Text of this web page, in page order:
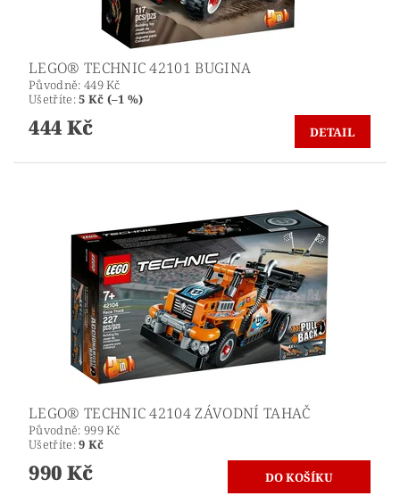
LEGO® TECHNIC 42101 BUGINA
Původně: 449 Kč
Ušetříte:5 Kč (–1 %)
444 Kč DETAIL
LEGO® TECHNIC 42104 ZÁVODNÍ TAHAČ
Původně: 999 Kč
Ušetříte:9 Kč
990 Kč